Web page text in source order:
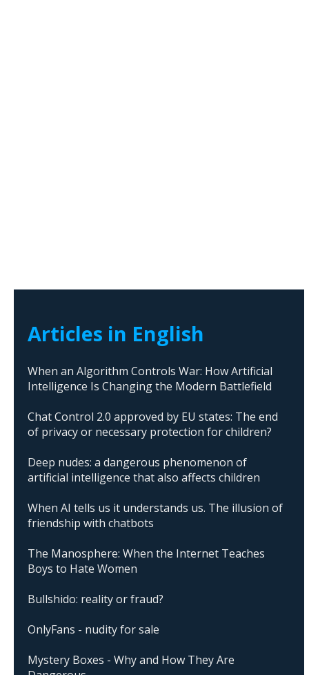
Articles in English
When an Algorithm Controls War: How Artificial
Intelligence Is Changing the Modern Battlefield
Chat Control 2.0 approved by EU states: The end
of privacy or necessary protection for children?
Deep nudes: a dangerous phenomenon of
artificial intelligence that also affects children
When AI tells us it understands us. The illusion of
friendship with chatbots
The Manosphere: When the Internet Teaches
Boys to Hate Women
Bullshido: reality or fraud?
OnlyFans - nudity for sale
Mystery Boxes - Why and How They Are